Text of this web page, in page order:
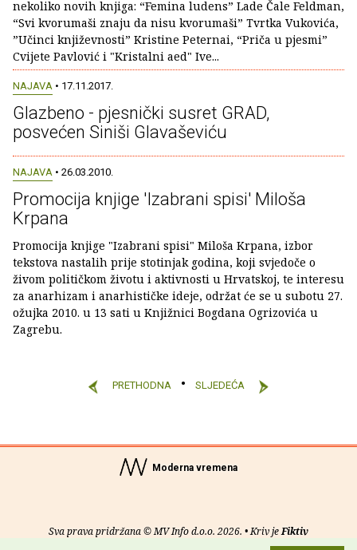
nekoliko novih knjiga: “Femina ludens” Lade Čale Feldman,
“Svi kvorumaši znaju da nisu kvorumaši” Tvrtka Vukovića,
”Učinci književnosti” Kristine Peternai, “Priča u pjesmi”
Cvijete Pavlović i "Kristalni aed" Ive...
NAJAVA • 17.11.2017.
Glazbeno - pjesnički susret GRAD,
posvećen Siniši Glavaševiću
NAJAVA • 26.03.2010.
Promocija knjige 'Izabrani spisi' Miloša
Krpana
Promocija knjige "Izabrani spisi" Miloša Krpana, izbor
tekstova nastalih prije stotinjak godina, koji svjedoče o
živom političkom životu i aktivnosti u Hrvatskoj, te interesu
za anarhizam i anarhističke ideje, održat će se u subotu 27.
ožujka 2010. u 13 sati u Knjižnici Bogdana Ogrizovića u
Zagrebu.
PRETHODNA SLJEDEĆA
Moderna vremena
Sva prava pridržana © MV Info d.o.o. 2026. • Kriv jeFiktiv